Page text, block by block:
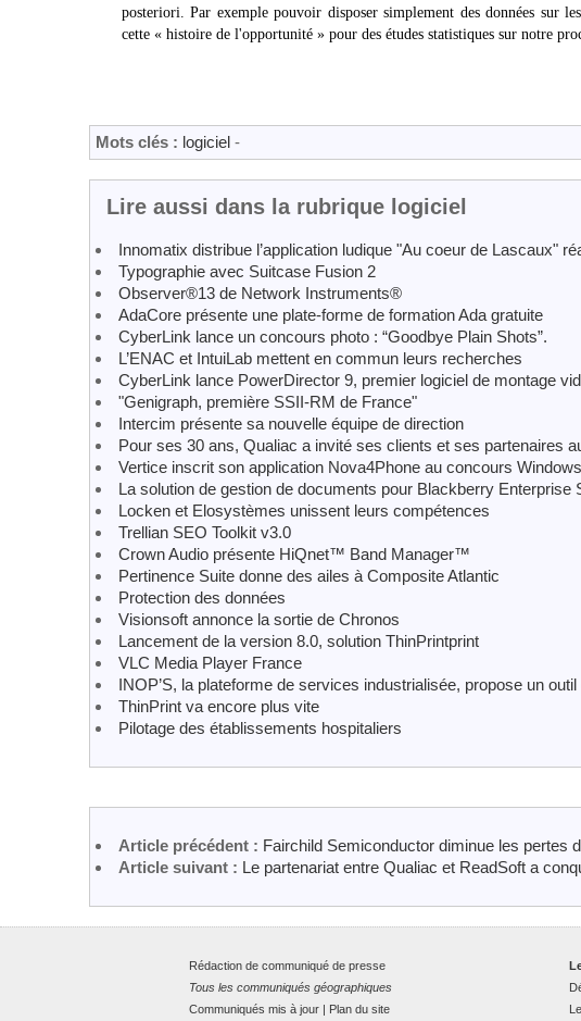
posteriori. Par exemple pouvoir disposer simplement des données sur
cette « histoire de l'opportunité » pour des études statistiques sur notre
Mots clés : logiciel -
Lire aussi dans la rubrique logiciel
Innomatix distribue l’application ludique "Au coeur de Lascaux"
Typographie avec Suitcase Fusion 2
Observer®13 de Network Instruments®
AdaCore présente une plate-forme de formation Ada gratuite
CyberLink lance un concours photo : “Goodbye Plain Shots”.
L’ENAC et IntuiLab mettent en commun leurs recherches
CyberLink lance PowerDirector 9, premier logiciel de montage
"Genigraph, première SSII-RM de France"
Intercim présente sa nouvelle équipe de direction
Pour ses 30 ans, Qualiac a invité ses clients et ses partenaires
Vertice inscrit son application Nova4Phone au concours
La solution de gestion de documents pour Blackberry Enterprise
Locken et Elosystèmes unissent leurs compétences
Trellian SEO Toolkit v3.0
Crown Audio présente HiQnet™ Band Manager™
Pertinence Suite donne des ailes à Composite Atlantic
Protection des données
Visionsoft annonce la sortie de Chronos
Lancement de la version 8.0, solution ThinPrintprint
VLC Media Player France
INOP’S, la plateforme de services industrialisée, propose un
ThinPrint va encore plus vite
Pilotage des établissements hospitaliers
Article précédent : Fairchild Semiconductor diminue les pertes
Article suivant : Le partenariat entre Qualiac et ReadSoft a
Rédaction de communiqué de presse
Tous les communiqués géographiques
Communiqués mis à jour | Plan du site